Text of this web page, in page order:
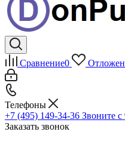
Сравнение0
Телефоны
+7 (495) 149-34-36 Звоните с
Заказать звонок